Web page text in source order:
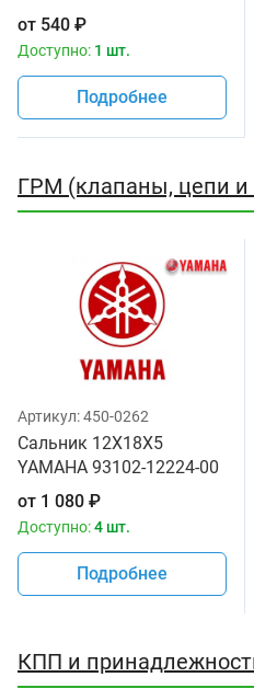
от 540 ₽
Доступно: 1 шт.
Подробнее
ГРМ (клапаны, цепи и
Артикул:450-0262
Сальник 12X18X5
YAMAHA 93102-12224-00
от 1 080 ₽
Доступно:4 шт.
Подробнее
КПП и